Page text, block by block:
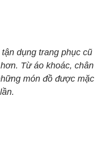
dụng trang phục cũ
Từ áo khoác, chân
món đồ được mặc